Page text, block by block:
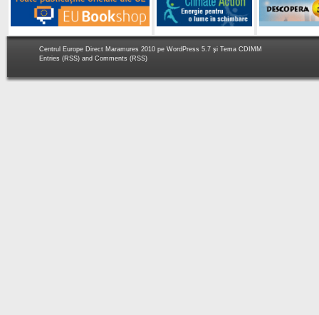
Centrul Europe Direct Maramures 2010 pe WordPress 5.7 şi Tema CDIMM
Entries (RSS) and Comments (RSS)